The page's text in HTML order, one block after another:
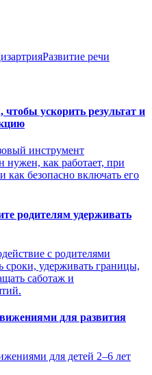
Развитие речи
ускорить результат и
инструмент
нужен, как работает, при
безопасно включать его
родителям удерживать
с родителями
сроки, удерживать границы,
саботаж и
для развития
для детей 2–6 лет